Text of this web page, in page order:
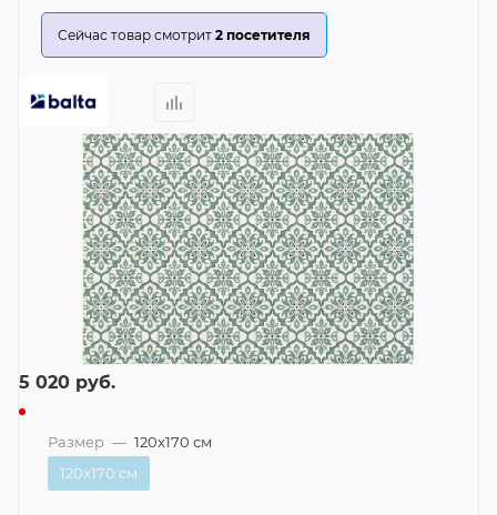
Сейчас товар смотрит 2 посетителя
5 020 руб.
Размер — 120x170 см
120x170 см